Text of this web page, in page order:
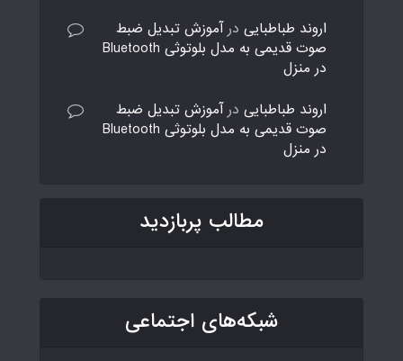
اروند طباطبایی درآموزش تبدیل ضبط
صوت قدیمی به مدل بلوتوثی Bluetooth
در منزل
اروند طباطبایی درآموزش تبدیل ضبط
صوت قدیمی به مدل بلوتوثی Bluetooth
در منزل
مطالب پربازدید
شبکه‌های اجتماعی